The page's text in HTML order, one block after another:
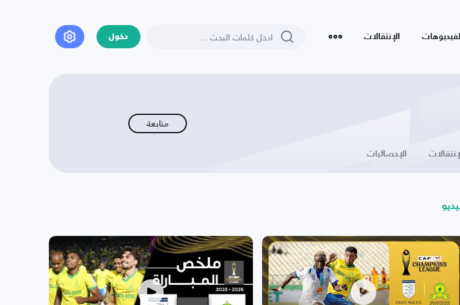
الفيديوهات الإنتقالات دخول
متابعة
الإنتقالات الإحصائيات